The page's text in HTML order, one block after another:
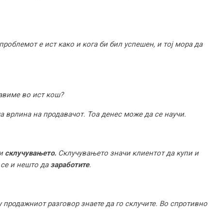
е ист како и кога би бил успешен, и тој мора да
во ист кош?
врлина на продавачот. Тоа денес може да се научи.
склучувањето. Склучувањето значи клиентот да купи и
и нешто да заработите.
разговор знаете да го склучите. Во спротивно